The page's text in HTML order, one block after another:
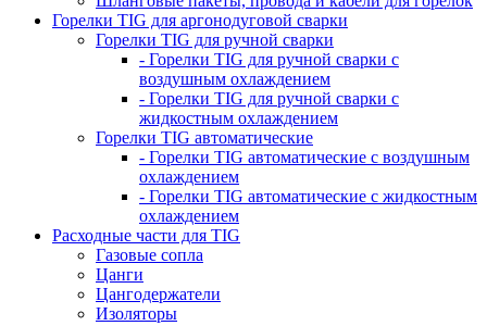
Горелки TIG для аргонодуговой сварки
Горелки TIG для ручной сварки
- Горелки TIG для ручной сварки с
воздушным охлаждением
- Горелки TIG для ручной сварки с
жидкостным охлаждением
Горелки TIG автоматические
- Горелки TIG автоматические с воздушным
охлаждением
- Горелки TIG автоматические с жидкостным
охлаждением
Расходные части для TIG
Газовые сопла
Цанги
Цангодержатели
Изоляторы